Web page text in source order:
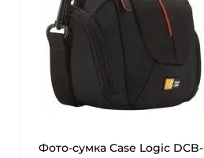
Фото-сумка Case Logic DCB-